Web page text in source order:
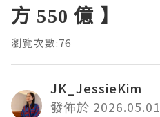
方 550 億 】
瀏覽次數:76
JK_JessieKim
發佈於 2026.05.01